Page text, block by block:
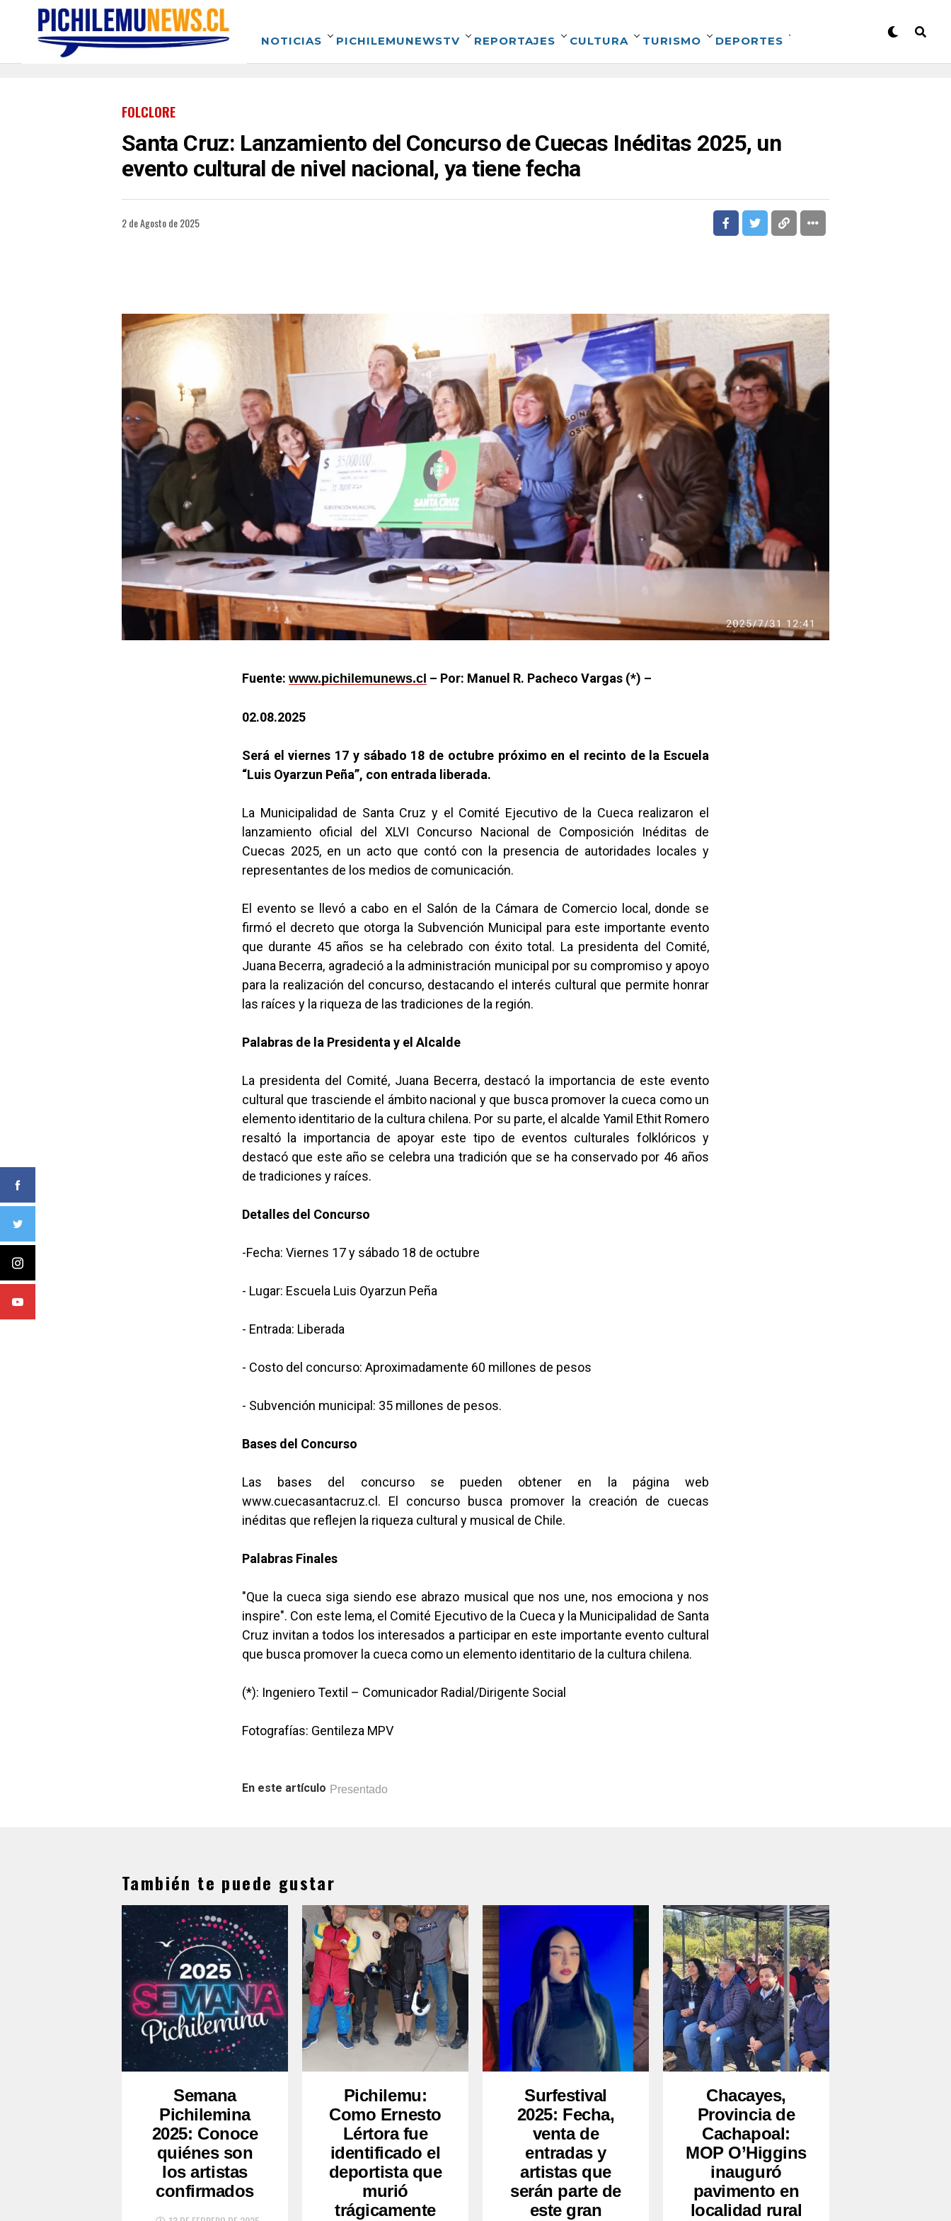
NOTICIAS PICHILEMUNEWSTV REPORTAJES CULTURA TURISMO DEPORTES
FOLCLORE
Santa Cruz: Lanzamiento del Concurso de Cuecas Inéditas 2025, un
evento cultural de nivel nacional, ya tiene fecha
2 de Agosto de 2025
Fuente: www.pichilemunews.cl – Por: Manuel R. Pacheco Vargas (*) –
02.08.2025
Será el viernes 17 y sábado 18 de octubre próximo en el recinto de la Escuela
“Luis Oyarzun Peña”, con entrada liberada.
La Municipalidad de Santa Cruz y el Comité Ejecutivo de la Cueca realizaron el
lanzamiento oficial del XLVI Concurso Nacional de Composición Inéditas de
Cuecas 2025, en un acto que contó con la presencia de autoridades locales y
representantes de los medios de comunicación.
El evento se llevó a cabo en el Salón de la Cámara de Comercio local, donde se
firmó el decreto que otorga la Subvención Municipal para este importante evento
que durante 45 años se ha celebrado con éxito total. La presidenta del Comité,
Juana Becerra, agradeció a la administración municipal por su compromiso y apoyo
para la realización del concurso, destacando el interés cultural que permite honrar
las raíces y la riqueza de las tradiciones de la región.
Palabras de la Presidenta y el Alcalde
La presidenta del Comité, Juana Becerra, destacó la importancia de este evento
cultural que trasciende el ámbito nacional y que busca promover la cueca como un
elemento identitario de la cultura chilena. Por su parte, el alcalde Yamil Ethit Romero
resaltó la importancia de apoyar este tipo de eventos culturales folklóricos y
destacó que este año se celebra una tradición que se ha conservado por 46 años
de tradiciones y raíces.
Detalles del Concurso
-Fecha: Viernes 17 y sábado 18 de octubre
- Lugar: Escuela Luis Oyarzun Peña
- Entrada: Liberada
- Costo del concurso: Aproximadamente 60 millones de pesos
- Subvención municipal: 35 millones de pesos.
Bases del Concurso
Las bases del concurso se pueden obtener en la página web
www.cuecasantacruz.cl. El concurso busca promover la creación de cuecas
inéditas que reflejen la riqueza cultural y musical de Chile.
Palabras Finales
"Que la cueca siga siendo ese abrazo musical que nos une, nos emociona y nos
inspire". Con este lema, el Comité Ejecutivo de la Cueca y la Municipalidad de Santa
Cruz invitan a todos los interesados a participar en este importante evento cultural
que busca promover la cueca como un elemento identitario de la cultura chilena.
(*): Ingeniero Textil – Comunicador Radial/Dirigente Social
Fotografías: Gentileza MPV
En este artículo Presentado
También te puede gustar
Semana
Pichilemina
2025: Conoce
quiénes son
los artistas
confirmados
Pichilemu:
Como Ernesto
Lértora fue
identificado el
deportista que
murió
trágicamente
Surfestival
2025: Fecha,
venta de
entradas y
artistas que
serán parte de
este gran
Chacayes,
Provincia de
Cachapoal:
MOP O’Higgins
inauguró
pavimento en
localidad rural